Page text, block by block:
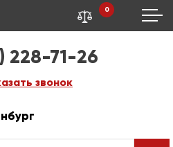
228-71-26
звонок
0